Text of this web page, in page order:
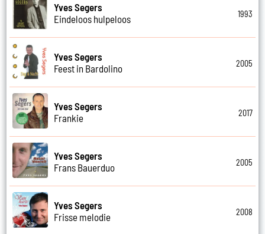
Yves Segers
Eindeloos hulpeloos
1993
Yves Segers
Feest in Bardolino
2005
Yves Segers
Frankie
2017
Yves Segers
Frans Bauerduo
2005
Yves Segers
Frisse melodie
2008